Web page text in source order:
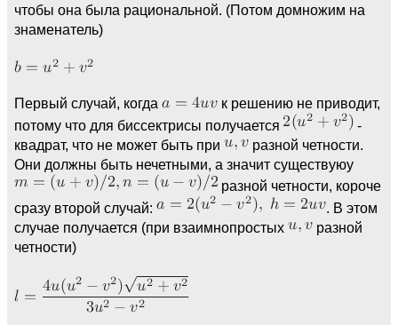
чтобы она была рациональной. (Потом домножим на
знаменатель)
Первый случай, когда
к решению не приводит,
потому что для биссектрисы получается
-
квадрат, что не может быть при
разной четности.
Они должны быть нечетными, а значит существуюу
разной четности, короче
сразу второй случай:
. В этом
случае получается (при взаимнопростых
разной
четности)